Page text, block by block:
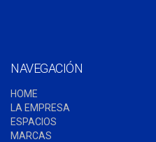
NAVEGACIÓN
HOME
LA EMPRESA
ESPACIOS
MARCAS